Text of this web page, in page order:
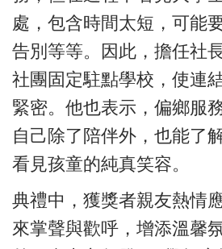
處，包含時間太短，可能
告別等等。因此，擔任社
社團固定駐點學校，使連
緊密。他也表示，偏鄉服
自己除了陪伴外，也能了
看見孩童的純真笑容。
典禮中，獲獎者親友熱情
來掌聲與歡呼，增添溫馨